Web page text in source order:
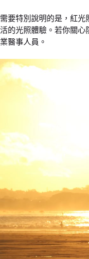
需要特別說明的是，紅
活的光照體驗。若你關心
業醫事人員。